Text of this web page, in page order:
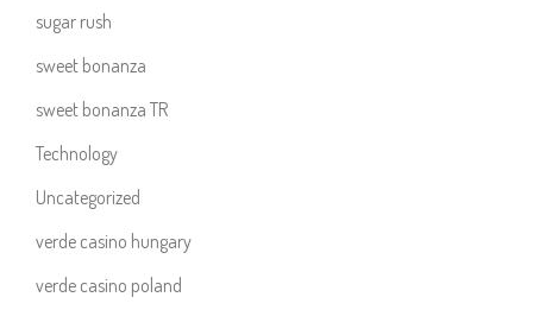
sugar rush
sweet bonanza
sweet bonanza TR
Technology
Uncategorized
verde casino hungary
verde casino poland